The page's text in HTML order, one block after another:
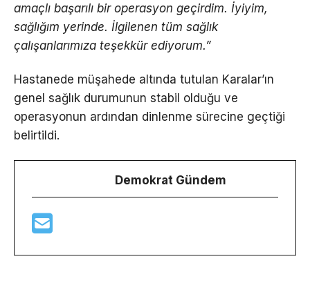
amaçlı başarılı bir operasyon geçirdim. İyiyim,
sağlığım yerinde. İlgilenen tüm sağlık
çalışanlarımıza teşekkür ediyorum.”
Hastanede müşahede altında tutulan Karalar’ın
genel sağlık durumunun stabil olduğu ve
operasyonun ardından dinlenme sürecine geçtiği
belirtildi.
Demokrat Gündem